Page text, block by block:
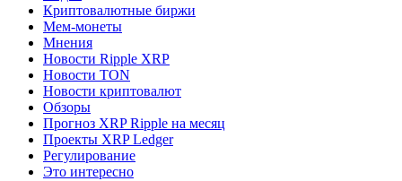
Криптовалютные биржи
Мем-монеты
Мнения
Новости Ripple XRP
Новости TON
Новости криптовалют
Обзоры
Прогноз XRP Ripple на месяц
Проекты XRP Ledger
Регулирование
Это интересно